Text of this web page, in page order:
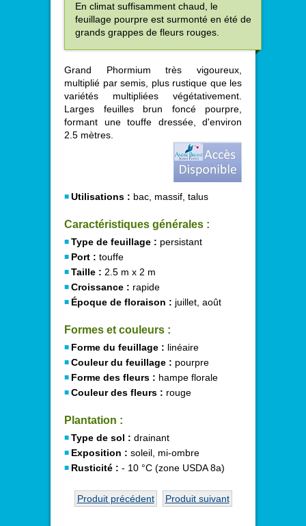
En climat suffisamment chaud, le
feuillage pourpre est surmonté en été de
grands grappes de fleurs rouges.
Grand Phormium très vigoureux,
multiplié par semis, plus rustique que les
variétés multipliées végétativement.
Larges feuilles brun foncé pourpre,
formant une touffe dressée, d'environ
2.5 mètres.
Utilisations : bac, massif, talus
Caractéristiques générales :
Type de feuillage : persistant
Port : touffe
Taille : 2.5 m x 2 m
Croissance : rapide
Époque de floraison : juillet, août
Formes et couleurs :
Forme du feuillage : linéaire
Couleur du feuillage : pourpre
Forme des fleurs : hampe florale
Couleur des fleurs : rouge
Plantation :
Type de sol : drainant
Exposition : soleil, mi-ombre
Rusticité : - 10 °C (zone USDA 8a)
Produit précédent Produit suivant